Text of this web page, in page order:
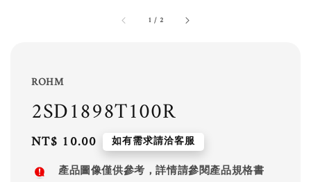
1 / 2
ROHM
2SD1898T100R
Regular
price
NT$ 10.00 如有需求請洽客服
產品圖像僅供參考，詳情請參閱產品規格書